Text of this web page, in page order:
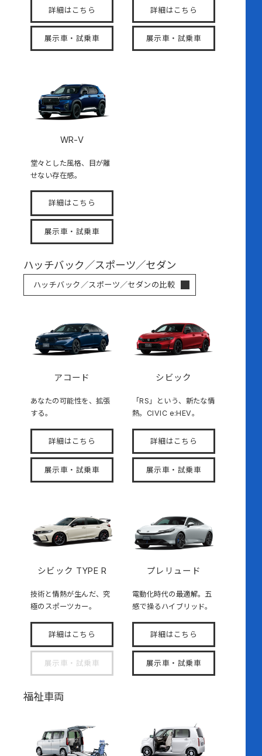
詳細はこちら
展示車・試乗車
詳細はこちら
展示車・試乗車
WR-V
堂々とした風格、目が離
せない存在感。
詳細はこちら
展示車・試乗車
ハッチバック／スポーツ／セダン
ハッチバック／スポーツ／セダンの比較
アコード
あなたの可能性を、拡張
する。
詳細はこちら
展示車・試乗車
シビック
「RS」という、新たな情
熱。CIVIC e:HEV。
詳細はこちら
展示車・試乗車
シビック TYPE R
技術と情熱が生んだ、究
極のスポーツカー。
詳細はこちら
展示車・試乗車
プレリュード
電動化時代の最適解。五
感で操るハイブリッド。
詳細はこちら
展示車・試乗車
福祉車両